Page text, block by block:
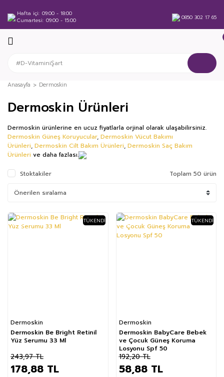
Hafta içi 09:00 - 18:00
Cumartesi 09:00 - 15:00 0850 302 17 65
Anasayfa Dermoskin
Dermoskin Ürünleri
Dermoskin ürünlerine en ucuz fiyatlarla orjinal olarak ulaşabilirsiniz.
Dermoskin Güneş Koruyucular, Dermoskin Vücut Bakımı
Ürünleri, Dermoskin Cilt Bakım Ürünleri, Dermoskin Saç Bakım
Ürünleri ve daha fazlası.
Stoktakiler Toplam 50 ürün
%27 TÜKENDI
Dermoskin
Dermoskin Be Bright Retinil
Yüz Serumu 33 Ml
178,88 TL
243,97 TL
%69 TÜKENDI
Dermoskin
Dermoskin BabyCare Bebek
ve Çocuk Güneş Koruma
Losyonu Spf 50
58,88 TL
192,20 TL